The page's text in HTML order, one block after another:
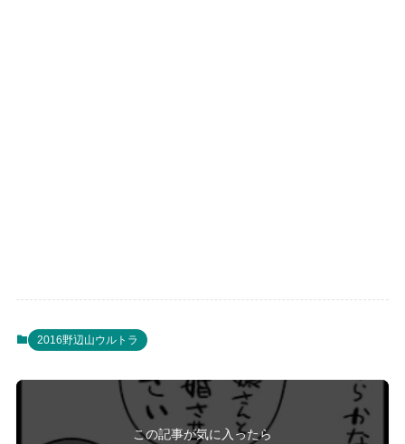
2016野辺山ウルトラ
この記事が気に入ったら